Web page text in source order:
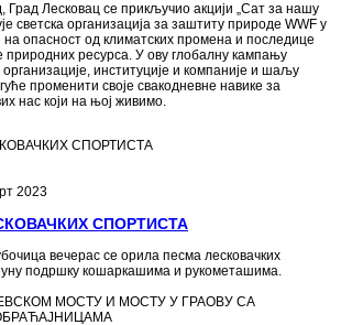
Град Лесковац се прикључио акцији „Сат за нашу
светска организација за заштиту природе WWF у
опасност од климатских промена и последице
ресурса. У ову глобалну кампању
организације, институције и компаније и шаљу
променити своје свакодневне навике за
нас који на њој живимо.
2023
СПОРТИСТА
вечерас се орила песма лесковачких
подршку кошаркашима и рукометашима.